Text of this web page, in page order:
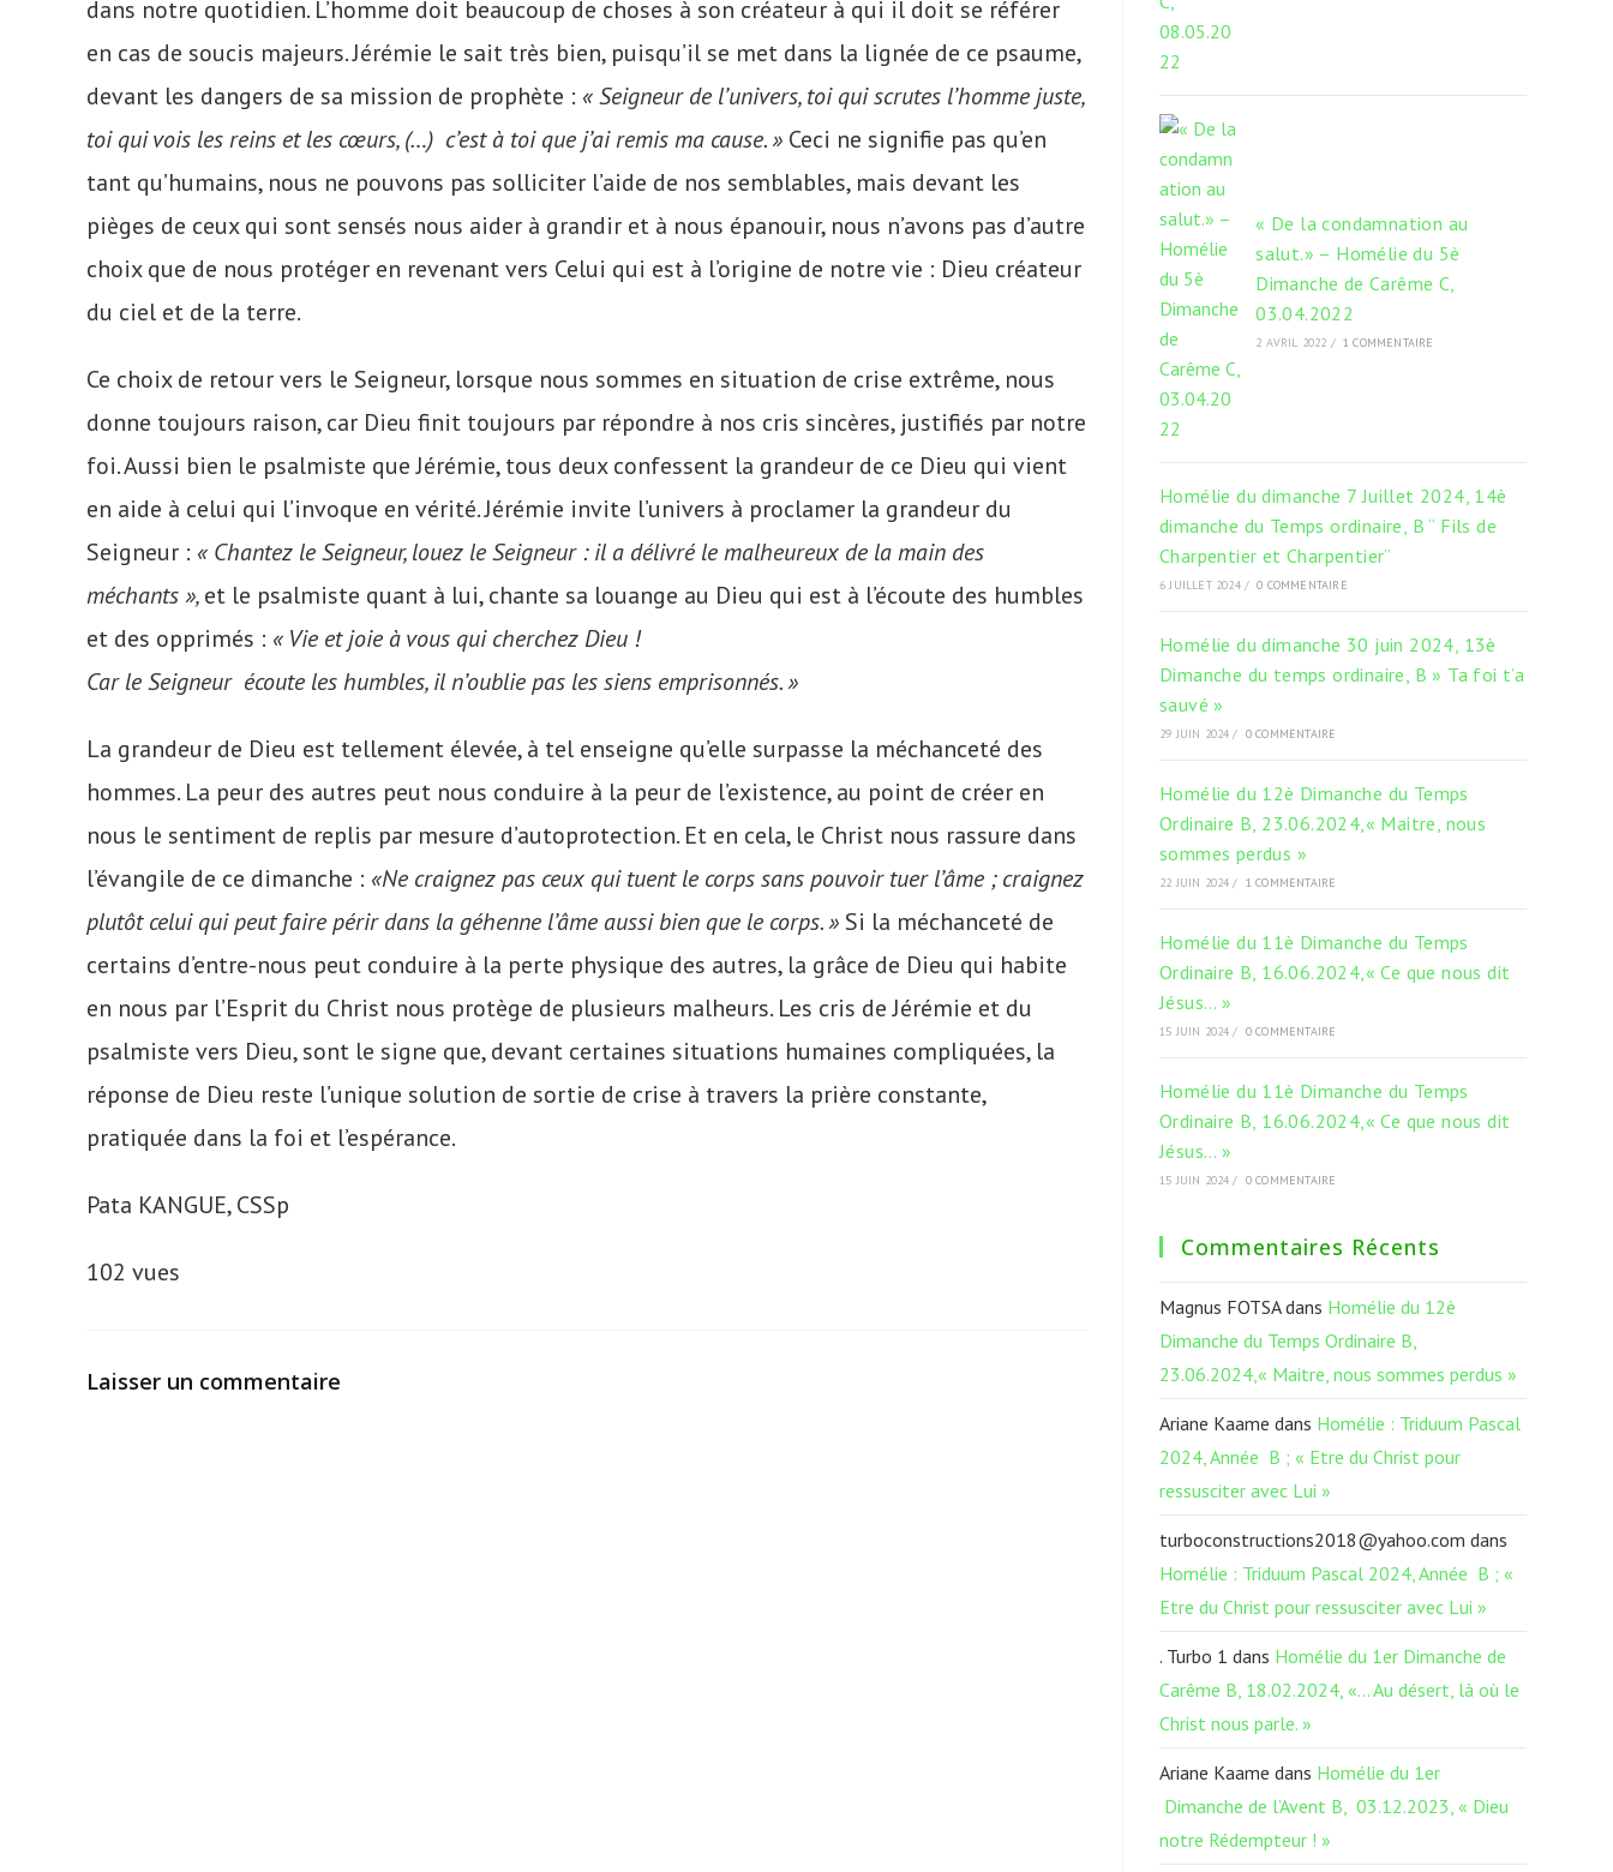
dans notre quotidien. L’homme doit beaucoup de choses à son créateur à qui il doit se référer
en cas de soucis majeurs. Jérémie le sait très bien, puisqu’il se met dans la lignée de ce psaume,
devant les dangers de sa mission de prophète : « Seigneur de l’univers, toi qui scrutes l’homme juste,
toi qui vois les reins et les cœurs, (…) c’est à toi que j’ai remis ma cause. » Ceci ne signifie pas qu’en
tant qu’humains, nous ne pouvons pas solliciter l’aide de nos semblables, mais devant les
pièges de ceux qui sont sensés nous aider à grandir et à nous épanouir, nous n’avons pas d’autre
choix que de nous protéger en revenant vers Celui qui est à l’origine de notre vie : Dieu créateur
du ciel et de la terre.
Ce choix de retour vers le Seigneur, lorsque nous sommes en situation de crise extrême, nous
donne toujours raison, car Dieu finit toujours par répondre à nos cris sincères, justifiés par notre
foi. Aussi bien le psalmiste que Jérémie, tous deux confessent la grandeur de ce Dieu qui vient
en aide à celui qui l’invoque en vérité. Jérémie invite l’univers à proclamer la grandeur du
Seigneur : « Chantez le Seigneur, louez le Seigneur : il a délivré le malheureux de la main des
méchants »,et le psalmiste quant à lui, chante sa louange au Dieu qui est à l’écoute des humbles
et des opprimés : « Vie et joie à vous qui cherchez Dieu !
Car le Seigneur écoute les humbles, il n’oublie pas les siens emprisonnés. »
La grandeur de Dieu est tellement élevée, à tel enseigne qu’elle surpasse la méchanceté des
hommes. La peur des autres peut nous conduire à la peur de l’existence, au point de créer en
nous le sentiment de replis par mesure d’autoprotection. Et en cela, le Christ nous rassure dans
l’évangile de ce dimanche : «Ne craignez pas ceux qui tuent le corps sans pouvoir tuer l’âme ; craignez
plutôt celui qui peut faire périr dans la géhenne l’âme aussi bien que le corps.»Si la méchanceté de
certains d’entre-nous peut conduire à la perte physique des autres, la grâce de Dieu qui habite
en nous par l’Esprit du Christ nous protège de plusieurs malheurs. Les cris de Jérémie et du
psalmiste vers Dieu, sont le signe que, devant certaines situations humaines compliquées, la
réponse de Dieu reste l’unique solution de sortie de crise à travers la prière constante,
pratiquée dans la foi et l’espérance.
Pata KANGUE, CSSp
102 vues
Laisser un commentaire
« De la condamnation au
salut.» – Homélie du 5è
Dimanche de Carême C,
03.04.2022
2 AVRIL 2022 / 1 COMMENTAIRE
Homélie du dimanche 7 Juillet 2024, 14è
dimanche du Temps ordinaire, B “ Fils de
Charpentier et Charpentier”
6 JUILLET 2024 / 0 COMMENTAIRE
Homélie du dimanche 30 juin 2024, 13è
Dimanche du temps ordinaire, B » Ta foi t’a
sauvé »
29 JUIN 2024 / 0 COMMENTAIRE
Homélie du 12è Dimanche du Temps
Ordinaire B, 23.06.2024,« Maitre, nous
sommes perdus »
22 JUIN 2024 / 1 COMMENTAIRE
Homélie du 11è Dimanche du Temps
Ordinaire B, 16.06.2024,« Ce que nous dit
Jésus… »
15 JUIN 2024 / 0 COMMENTAIRE
Homélie du 11è Dimanche du Temps
Ordinaire B, 16.06.2024,« Ce que nous dit
Jésus… »
15 JUIN 2024 / 0 COMMENTAIRE
Commentaires Récents
Magnus FOTSAdans Homélie du 12è
Dimanche du Temps Ordinaire B,
23.06.2024,« Maitre, nous sommes perdus »
Ariane Kaame dans Homélie : Triduum Pascal
2024, Année B ; « Etre du Christ pour
ressusciter avec Lui »
turboconstructions2018@yahoo.com dans
Homélie : Triduum Pascal 2024, Année B ; «
Etre du Christ pour ressusciter avec Lui »
. Turbo 1 dans Homélie du 1er Dimanche de
Carême B, 18.02.2024, «… Au désert, là où le
Christ nous parle. »
Ariane Kaame dans Homélie du 1er
Dimanche de l’Avent B, 03.12.2023, « Dieu
notre Rédempteur ! »